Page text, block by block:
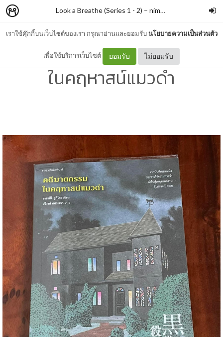
เราใช้คุ๊กกี้บนเว็บไซต์ของเรา กรุณาอ่านและยอมรับนโยบายความเป็นส่วนตัว
เพื่อใช้บริการเว็บไซต์ ยอมรับ ไม่ยอมรับ
Look a Breathe (Series 1 - 2) – nimon
รีวิวหนังสือเรื่อง คดีฆาตกรรม
ในคฤหาสน์แมวดำ